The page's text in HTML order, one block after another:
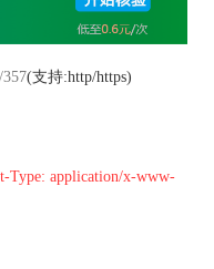
(支持:http/https)
Type: application/x-www-